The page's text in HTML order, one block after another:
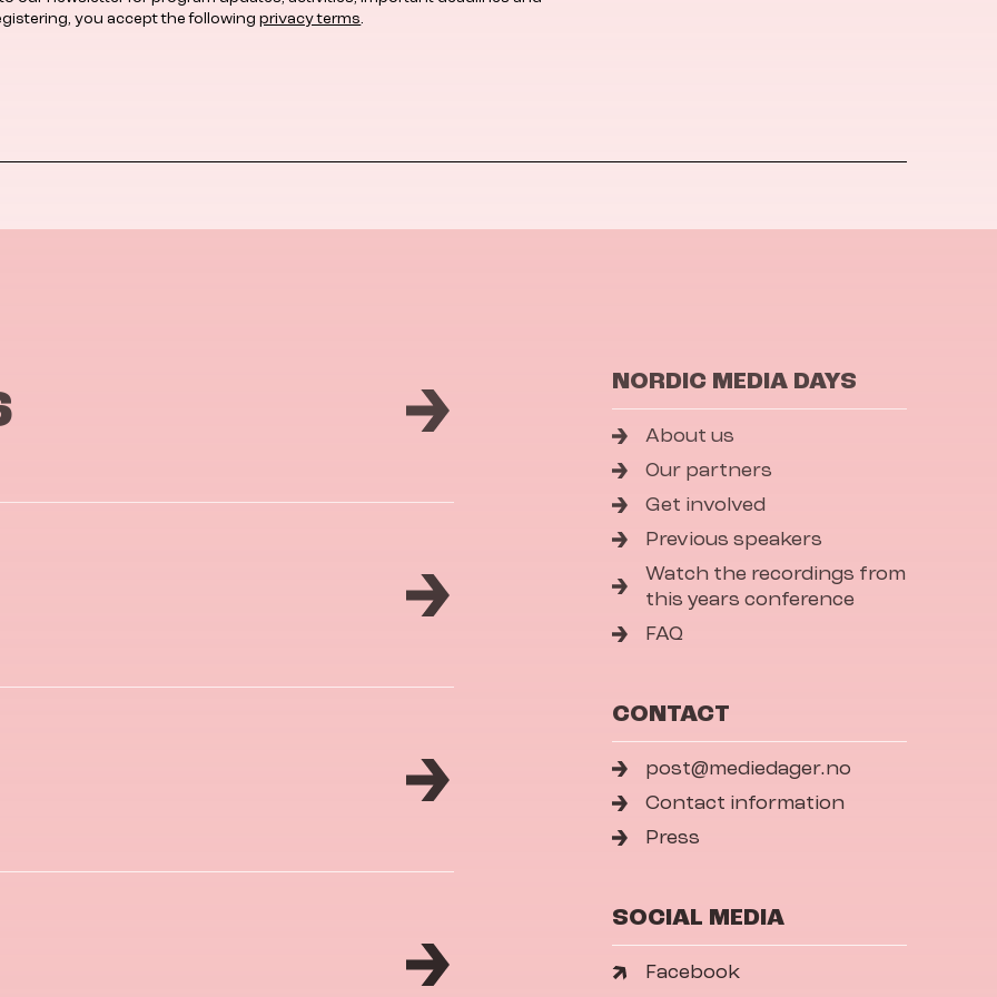
you accept the followingprivacy terms.
NORDIC MEDIA DAYS
About us
Our partners
Get involved
Previous speakers
Watch the recordings from
this years conference
FAQ
CONTACT
post@mediedager.no
Contact information
Press
SOCIAL MEDIA
Facebook